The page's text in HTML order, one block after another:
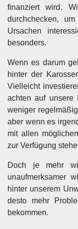
finanziert wird.
durchchecken,
Ursachen
besonders.
Wenn es darum
hinter der
Vielleicht
achten auf unsere
weniger
aber wenn es
mit allen
zur Verfügung
Doch je mehr
unaufmerksamer
hinter unserem
desto mehr
bekommen.